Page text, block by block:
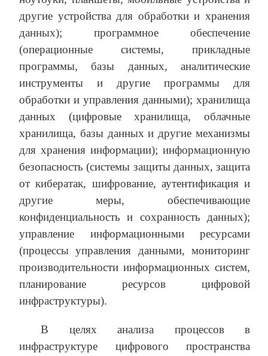
другие устройства для обработки и хранения
данных); программное обеспечение
(операционные системы, прикладные
программы, базы данных, аналитические
инструменты и другие программы для
обработки и управления данными); хранилища
данных (цифровые хранилища, облачные
хранилища, базы данных и другие механизмы
для хранения информации); информационную
безопасность (системы защиты данных, защита
от кибератак, шифрование, аутентификация и
другие меры, обеспечивающие
конфиденциальность и сохранность данных);
управление информационными ресурсами
(процессы управления данными, мониторинг
производительности информационных систем,
планирование ресурсов цифровой
инфраструктуры).
В целях анализа процессов в
инфраструктуре цифрового пространства